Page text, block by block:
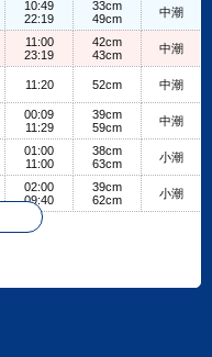
10:49
22:19
33cm
49cm
中潮
11:00
23:19
42cm
43cm
中潮
11:20 52cm 中潮
00:09
11:29
39cm
59cm
中潮
01:00
11:00
38cm
63cm
小潮
02:00
09:40
39cm
62cm
小潮